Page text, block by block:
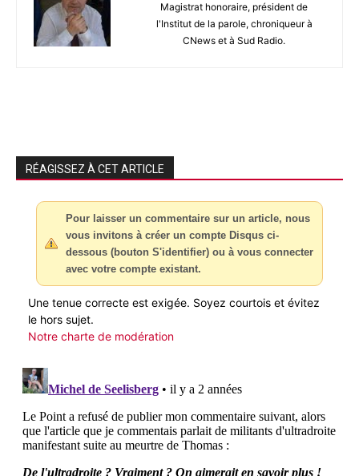
Magistrat honoraire, président de
l'Institut de la parole, chroniqueur à
CNews et à Sud Radio.
RÉAGISSEZ À CET ARTICLE
Pour laisser un commentaire sur un article, nous
vous invitons à créer un compte Disqus ci-
dessous (bouton S'identifier) ou à vous connecter
avec votre compte existant.
Une tenue correcte est exigée. Soyez courtois et évitez
le hors sujet.
Notre charte de modération